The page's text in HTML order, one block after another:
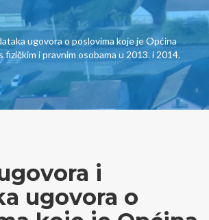
ugovora o poslovima koje je Općina
fizičkim i pravnim osobama u 2013. i 2014.
i
ugovora o